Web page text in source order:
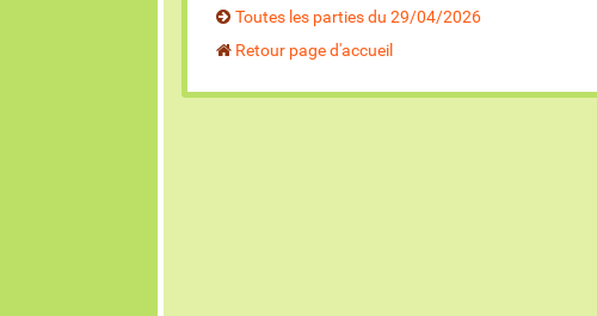
Toutes les parties du 29/04/2026
Retour page d'accueil